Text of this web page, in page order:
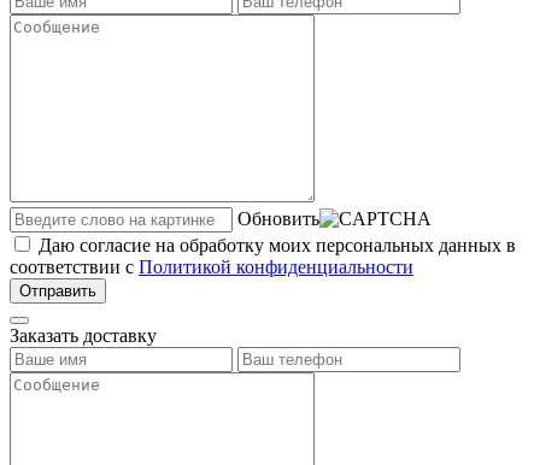
Обновить
Даю согласие на обработку моих персональных данных в
соответствии с Политикой конфиденциальности
Отправить
Заказать доставку